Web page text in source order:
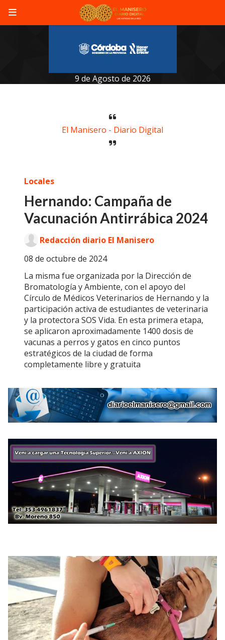
9 de Agosto de 2026
El Manisero - Diario Digital
Hernando: Campaña de
Vacunación Antirrábica 2024
La misma fue organizada por la Dirección de
Bromatología y Ambiente, con el apoyo del
Círculo de Médicos Veterinarios de Hernando y la
participación activa de estudiantes de veterinaria
y la protectora SOS Vida. En esta primera etapa,
se aplicaron aproximadamente 1400 dosis de
vacunas a perros y gatos en cinco puntos
estratégicos de la ciudad de forma
completamente libre y gratuita
Locales
08 de octubre de 2024
Redacción diario El Manisero